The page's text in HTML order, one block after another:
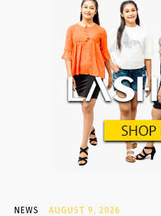
NEWS AUGUST 9, 2026